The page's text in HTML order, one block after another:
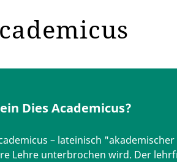
Dies Academicus?
– lateinisch
Lehre unterbrochen wird. Der